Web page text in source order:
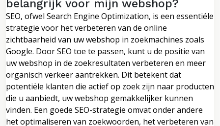
belangrijk voor mijn webshop?
SEO, ofwel Search Engine Optimization, is een essentiële
strategie voor het verbeteren van de online
zichtbaarheid van uw webshop in zoekmachines zoals
Google. Door SEO toe te passen, kunt u de positie van
uw webshop in de zoekresultaten verbeteren en meer
organisch verkeer aantrekken. Dit betekent dat
potentiële klanten die actief op zoek zijn naar producten
die u aanbiedt, uw webshop gemakkelijker kunnen
vinden. Een goede SEO-strategie omvat onder andere
het optimaliseren van zoekwoorden, het verbeteren van